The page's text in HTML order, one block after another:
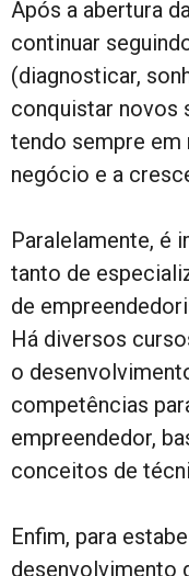
Após a abertura
continuar
(diagnosticar,
conquistar novos
tendo sempre
negócio e a
Paralelamente, é
tanto de
de
Há diversos
o
competências
empreendedor,
conceitos de
Enfim, para
desenvolvimento